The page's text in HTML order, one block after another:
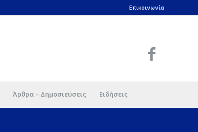
Επικοινωνία
Άρθρα – Δημοσιεύσεις Ειδήσεις